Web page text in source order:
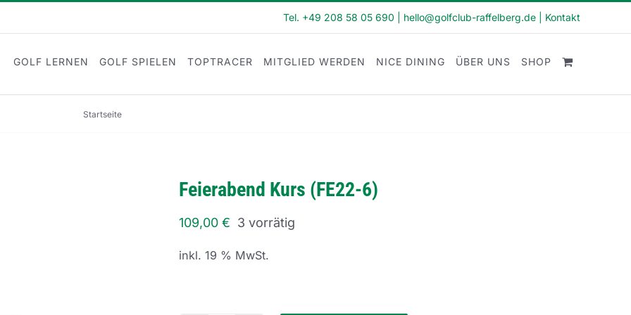
Tel. +49 208 58 05 690 hello@golfclub-raffelberg.de Kontakt
GOLF LERNEN GOLF SPIELEN TOPTRACER MITGLIED WERDEN NICE DINING ÜBER UNS SHOP
Startseite
Feierabend Kurs (FE22-6)
109,00 € 3 vorrätig
inkl. 19 % MwSt.